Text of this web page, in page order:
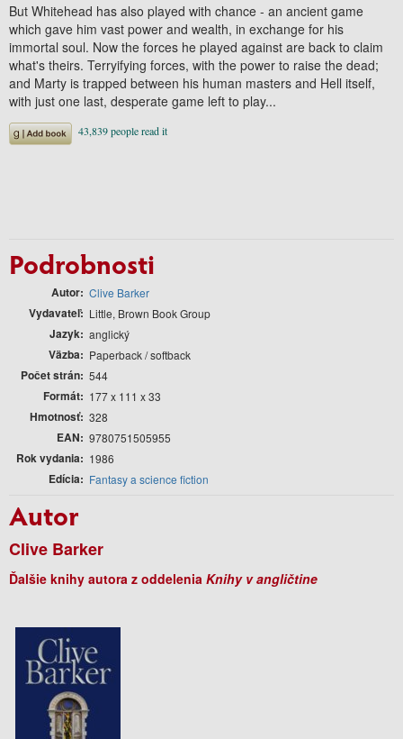
But Whitehead has also played with chance - an ancient game
which gave him vast power and wealth, in exchange for his
immortal soul. Now the forces he played against are back to claim
what's theirs. Terryifying forces, with the power to raise the dead;
and Marty is trapped between his human masters and Hell itself,
with just one last, desperate game left to play...
Podrobnosti
Autor Clive Barker
Vydavateľ Little, Brown Book Group
Jazyk anglický
Väzba Paperback / softback
Počet strán 544
Formát 177 x 111 x 33
Hmotnosť 328
EAN 9780751505955
Rok vydania 1986
Edícia Fantasy a science fiction
Autor
Clive Barker
Ďalšie knihy autora z oddelenia Knihy v angličtine